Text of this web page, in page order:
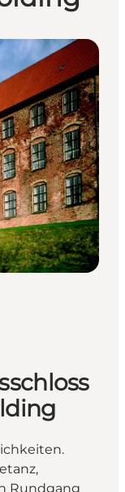
Rundgang